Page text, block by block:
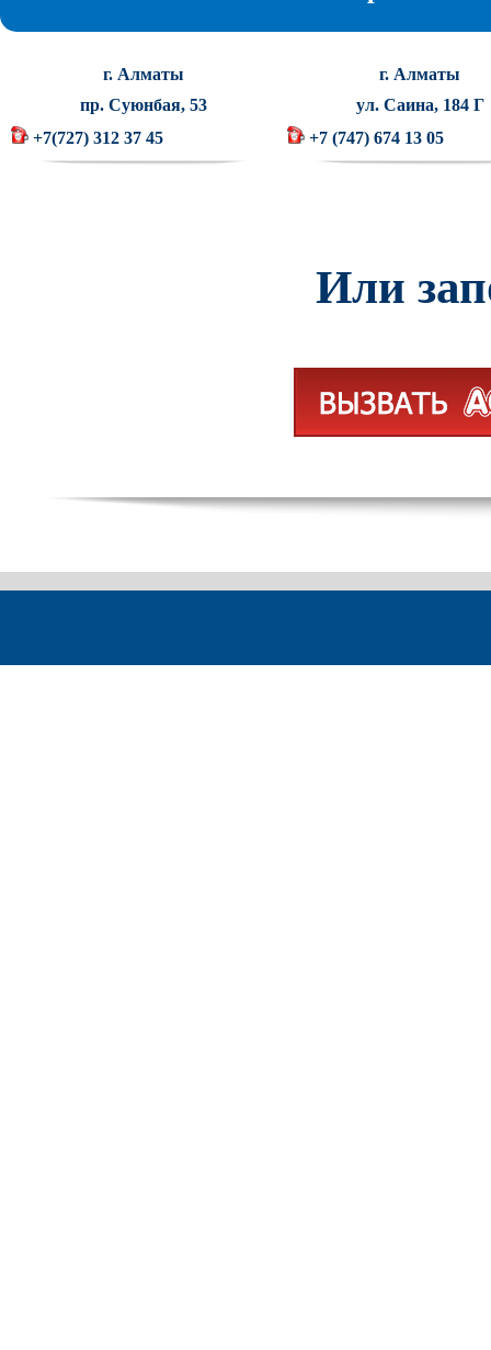
г. Алматы
г. Алматы
пр. Суюнбая, 53
ул. Саина, 184 Г
+7(727) 312 37 45
+7 (747) 674 13 05
Или